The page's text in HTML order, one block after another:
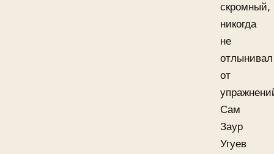
скромный,
никогда
не
отлынивал
от
Сам
Заур
Угуев